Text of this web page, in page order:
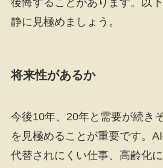
静に見極めましょう。
将来性があるか
今後10年、20年と需要が続き
を見極めることが重要です。
代替されにくい仕事、高齢化